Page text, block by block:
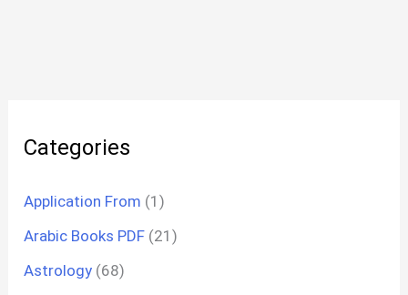
Categories
Application From (1)
Arabic Books PDF (21)
Astrology (68)